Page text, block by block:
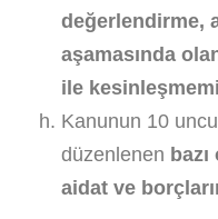
değerlendirme,
aşamasında
ile
Kanunun 10
düzenlenen
aidat ve